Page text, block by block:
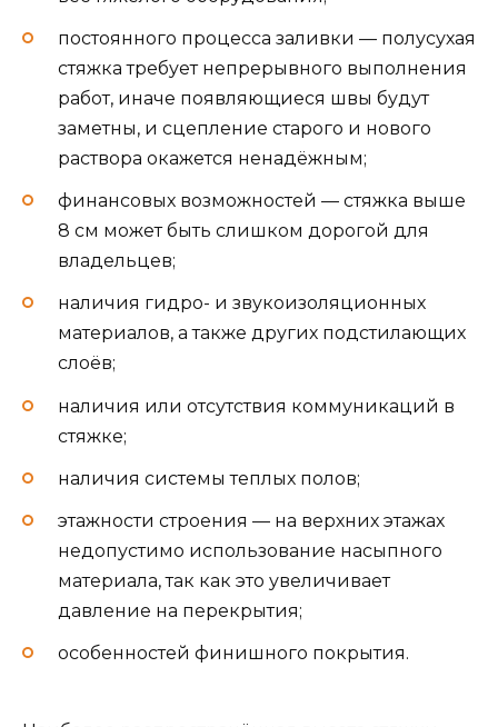
постоянного процесса заливки — полусухая
стяжка требует непрерывного выполнения
работ, иначе появляющиеся швы будут
заметны, и сцепление старого и нового
раствора окажется ненадёжным;
финансовых возможностей — стяжка выше
8 см может быть слишком дорогой для
владельцев;
наличия гидро- и звукоизоляционных
материалов, а также других подстилающих
слоёв;
наличия или отсутствия коммуникаций в
стяжке;
наличия системы теплых полов;
этажности строения — на верхних этажах
недопустимо использование насыпного
материала, так как это увеличивает
давление на перекрытия;
особенностей финишного покрытия.